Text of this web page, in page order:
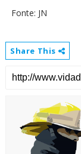
Fonte: JN
Share This